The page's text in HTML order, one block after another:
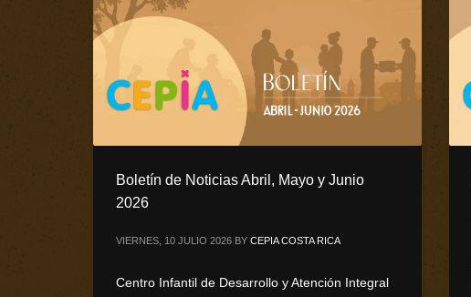
Boletín de Noticias Abril, Mayo y Junio
2026
VIERNES, 10 JULIO 2026 BY CEPIA COSTA RICA
Centro Infantil de Desarrollo y Atención Integral